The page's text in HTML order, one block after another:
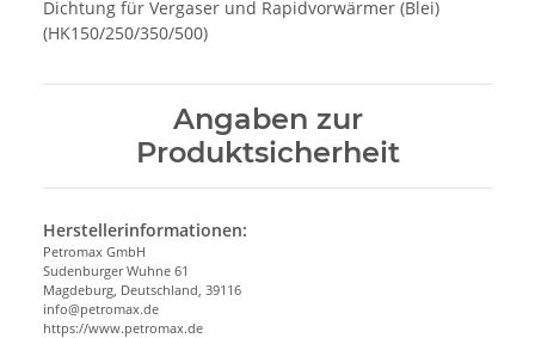
Dichtung für Vergaser und Rapidvorwärmer (Blei)
(HK150/250/350/500)
Angaben zur
Produktsicherheit
Herstellerinformationen:
Petromax GmbH
Sudenburger Wuhne 61
Magdeburg, Deutschland, 39116
info@petromax.de
https://www.petromax.de